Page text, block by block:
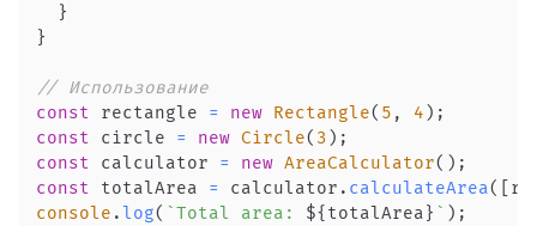
}
}
// Использование
const rectangle = new Rectangle( 5 , 4 ) ;
const circle = new Circle( 3 ) ;
const calculator = new AreaCalculator( ) ;
const totalArea = calculator . calculateArea(
console .log( `Total area: ${ totalArea} ` ) ;